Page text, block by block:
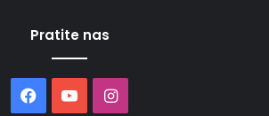
Pratite nas
Facebook
YouTubeInstagram